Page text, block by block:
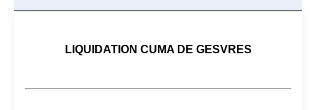
LIQUIDATION CUMA DE GESVRES